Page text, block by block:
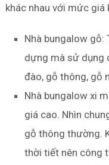
khác nhau với mức giá
Nhà bungalow gỗ:
dựng mà sử dụng
đào, gỗ thông, gỗ
Nhà bungalow xi
giá cao. Nhìn
gỗ thông thường.
thời tiết nên công